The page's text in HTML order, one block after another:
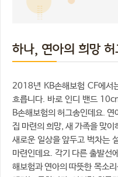
하나, 연아의 희망 허
2018년 KB손해보험 CF에서
흐릅니다. 바로 인디 밴드
B손해보험의 허그송인데요. 연
집 마련의 희망, 새 가족을 맞
새로운 일상을 앞두고 벅차는
마련인데요. 각기 다른 출발선
해보험과 연아의 따뜻한 목소